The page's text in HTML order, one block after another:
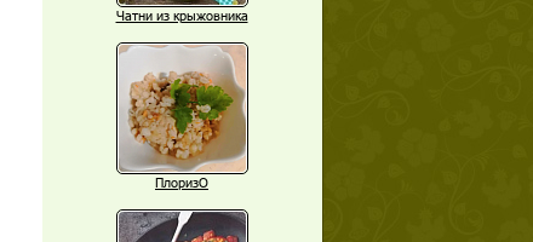
Чатни из крыжовника
ПлоризО